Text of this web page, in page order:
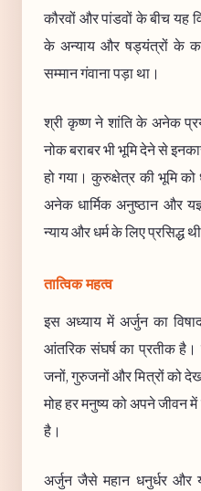
कौरवों और पांडवों के बीच यह
के अन्याय और षड्यंत्रों के
सम्मान गंवाना पड़ा था।
श्री कृष्ण ने शांति के अनेक
नोक बराबर भी भूमि देने से
हो गया। कुरुक्षेत्र की भूमि को
अनेक धार्मिक अनुष्ठान और
न्याय और धर्म के लिए प्रसिद्ध
तात्विक महत्व
इस अध्याय में अर्जुन का
आंतरिक संघर्ष का प्रतीक है।
जनों, गुरुजनों और मित्रों को
मोह हर मनुष्य को अपने जीवन
है।
अर्जुन जैसे महान धनुर्धर और